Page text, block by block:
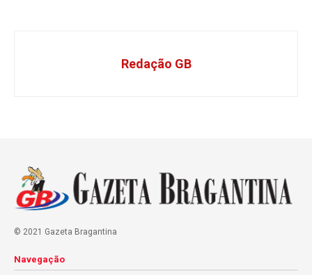
Redação GB
© 2021 Gazeta Bragantina
Navegação